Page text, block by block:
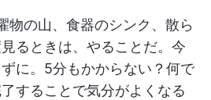
物の山、食器のシンク、散ら
るときは、やることだ。今
に。5分もかからない？何で
することで気分がよくなる